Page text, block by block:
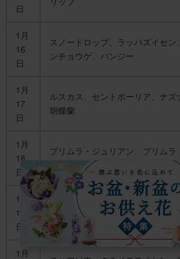
日
1月
16
日
スノードロップ、ラッパズイセ
ンチョウゲ、パンジー
1月
17
日
ルスカス、セントポーリア、ナズ
胡蝶蘭
1月
18
日
プリムラ・ジュリアン、プリムラ
ウ、サンシュユ
1月
19
日
マツ、バーゼリア、ワックスフラ
ブルニア
1月